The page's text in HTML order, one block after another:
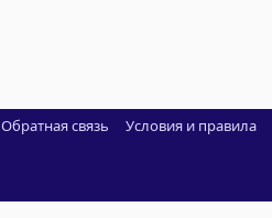
Обратная связь Условия и правила